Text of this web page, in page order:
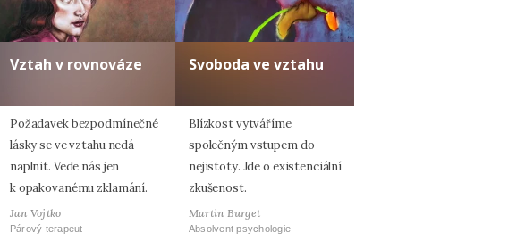
Vztah v rovnováze
Požadavek bezpodmínečné
lásky se ve vztahu nedá
naplnit. Vede nás jen
k opakovanému zklamání.
Jan Vojtko
Párový terapeut
Svoboda ve vztahu
Blízkost vytváříme
společným vstupem do
nejistoty. Jde o existenciální
zkušenost.
Martin Burget
Absolvent psychologie